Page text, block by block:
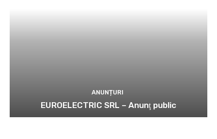
ANUNȚURI
EUROELECTRIC SRL – Anunţ public